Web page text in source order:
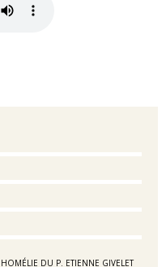
DU P. ETIENNE GIVELET